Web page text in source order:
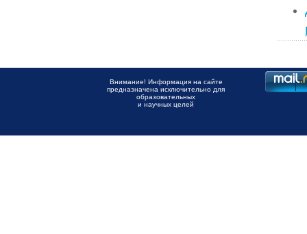
Внимание! Информация на сайте
предназначена исключительно для
образовательных
и научных целей